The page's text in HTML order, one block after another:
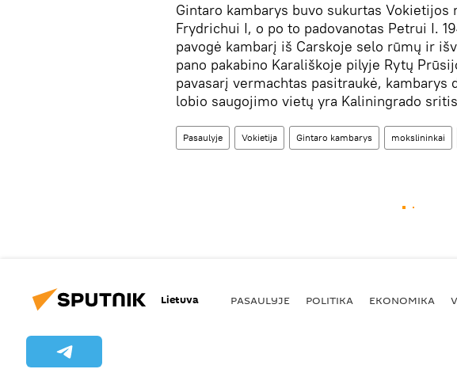
Gintaro kambarys buvo sukurtas
Frydrichui I, o po to padovanotas Petrui I.
pavogė kambarį iš Carskoje selo rūmų ir
pano pakabino Karališkoje pilyje Rytų
pavasarį vermachtas pasitraukė, kambarys
lobio saugojimo vietų yra Kaliningrado
Pasaulyje Vokietija Gintaro kambarys mokslininkai
Lietuva PASAULYJE POLITIKA EKONOMIKA